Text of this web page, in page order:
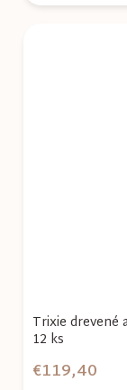
Trixie drevené
12 ks
€119,40